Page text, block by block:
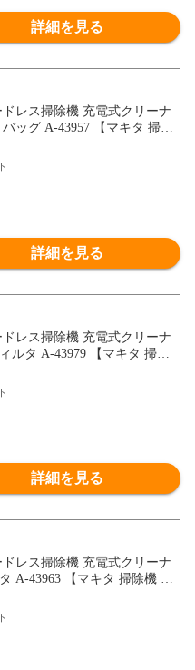
詳細を見る
レス掃除機 充電式クリーナ
ッグ A-43957 【マキタ 掃除
グ 紙パック A-43957 純正 正
新品 makita 純正 部品 オプ
しゃれ おすすめ】
詳細を見る
レス掃除機 充電式クリーナ
ルタ A-43979 【マキタ 掃除
ター A-43979 純正 正規品 日
純正 部品 オプション】
すすめ】
詳細を見る
レス掃除機 充電式クリーナ
A-43963 【マキタ 掃除機 フ
純正 正規品 日本仕様 新
部品 オプション】【おしゃ